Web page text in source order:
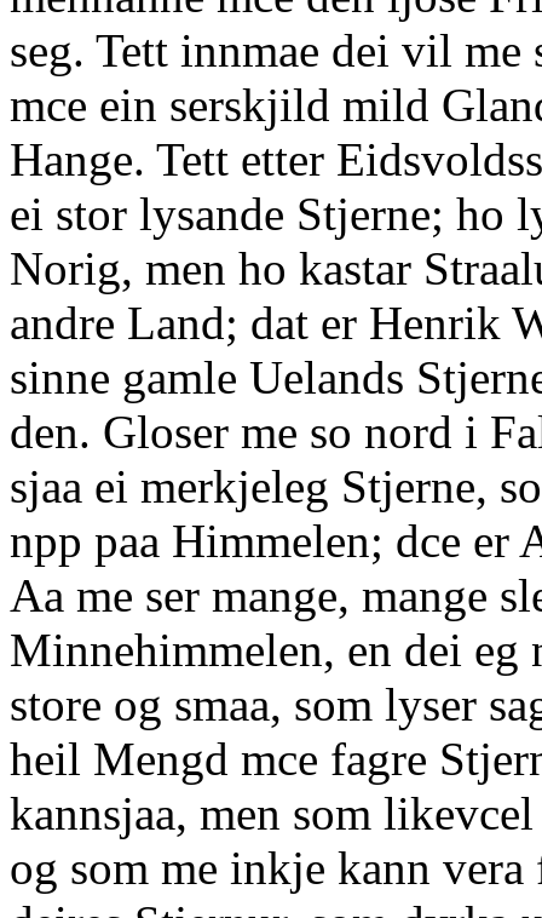
seg. Tett innmae dei vil me
mce ein serskjild mild
Hange. Tett etter
ei stor lysande Stjerne; ho
Norig, men ho kastar
andre Land; dat er Henrik
sinne gamle Uelands
den. Gloser me so nord i
sjaa ei merkjeleg Stjerne,
npp paa Himmelen; dce er
Aa me ser mange, mange
Minnehimmelen, en dei eg
store og smaa, som lyser
heil Mengd mce fagre
kannsjaa, men som
og som me inkje kann vera